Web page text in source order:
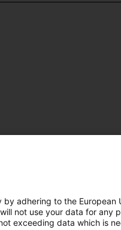
adhering to the European
not use your data for any
exceeding data which is